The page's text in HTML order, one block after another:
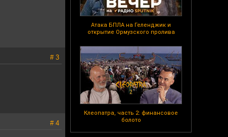
Атака БПЛА на Геленджик и
открытие Ормузского пролива
Клеопатра, часть 2: финансовое
болото
# 3
# 4